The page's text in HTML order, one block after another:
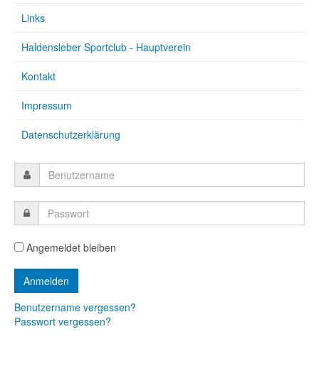
Links
Haldensleber Sportclub - Hauptverein
Kontakt
Impressum
Datenschutzerklärung
Angemeldet bleiben
Benutzername vergessen?
Passwort vergessen?